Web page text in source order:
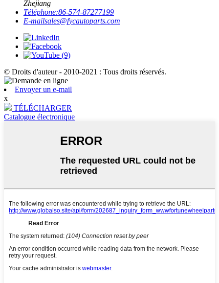
Zhejiang
Téléphone:86-574-87277199
E-mailsales@fycautoparts.com
© Droits d'auteur - 2010-2021 : Tous droits réservés.
Envoyer un e-mail
x
TÉLÉCHARGER
Catalogue électronique